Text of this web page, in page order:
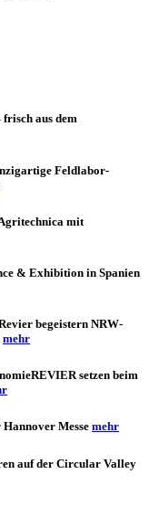
aus dem
Feldlabor-
mit
& Exhibition in Spanien
begeistern NRW-
mehr
setzen beim
Messe mehr
auf der Circular Valley